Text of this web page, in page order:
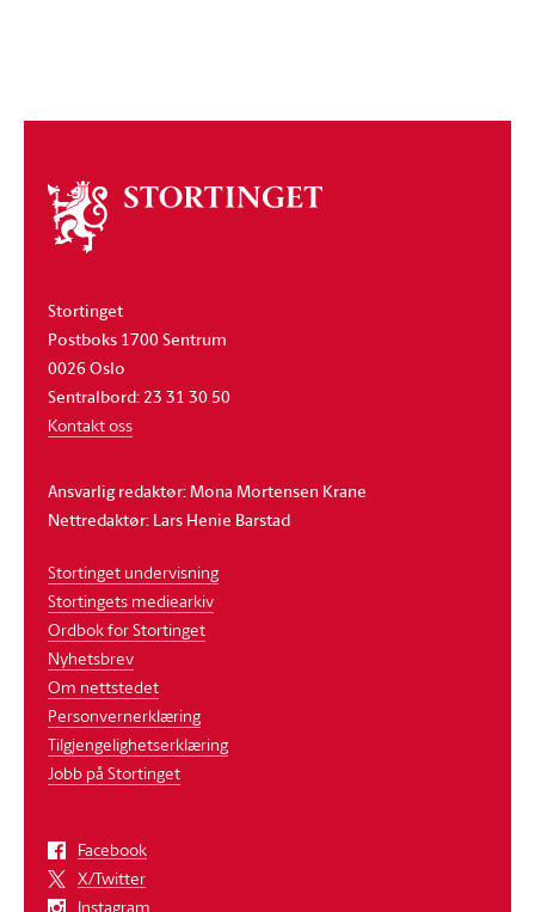
Om
stortinget
Stortinget
Postboks 1700 Sentrum
0026 Oslo
Sentralbord: 23 31 30 50
Kontakt oss
Ansvarlig redaktør: Mona Mortensen Krane
Nettredaktør: Lars Henie Barstad
Stortinget undervisning
Stortingets mediearkiv
Ordbok for Stortinget
Nyhetsbrev
Om nettstedet
Personvernerklæring
Tilgjengelighetserklæring
Jobb på Stortinget
Facebook
X/Twitter
Instagram